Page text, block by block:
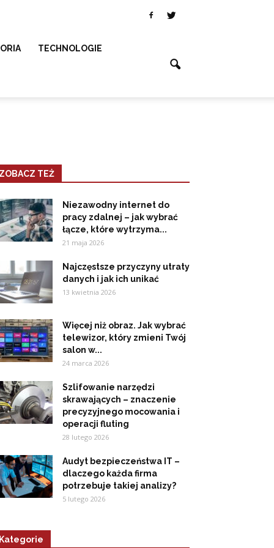
TECHNOLOGIE
ZOBACZ TEŻ
Niezawodny internet do
pracy zdalnej – jak wybrać
łącze, które wytrzyma...
21 maja 2026
Najczęstsze przyczyny utraty
danych i jak ich unikać
13 kwietnia 2026
Więcej niż obraz. Jak wybrać
telewizor, który zmieni Twój
salon w...
24 marca 2026
Szlifowanie narzędzi
skrawających – znaczenie
precyzyjnego mocowania i
operacji fluting
28 lutego 2026
Audyt bezpieczeństwa IT –
dlaczego każda firma
potrzebuje takiej analizy?
5 lutego 2026
Kategorie